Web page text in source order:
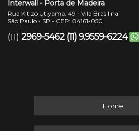
Interwall - Porta de Madeira
Rua Kitizo Utiyama, 49 - Vila Brasilina
São Paulo - SP - CEP: 04161-050
(11) 2969-5462 (11) 9.9559-6224
Home